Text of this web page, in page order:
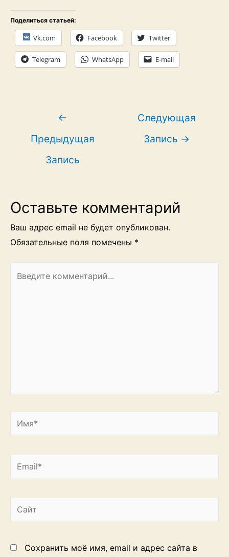
Поделиться статьей:
Vk.com Facebook Twitter
Telegram WhatsApp E-mail
Навигация
записям
←
Предыдущая
Запись
Следующая
Запись →
Оставьте комментарий
Ваш адрес email не будет опубликован.
Обязательные поля помечены *
комментарий...
Имя*
Email*
Сайт
Сохранить моё имя, email и адрес сайта в